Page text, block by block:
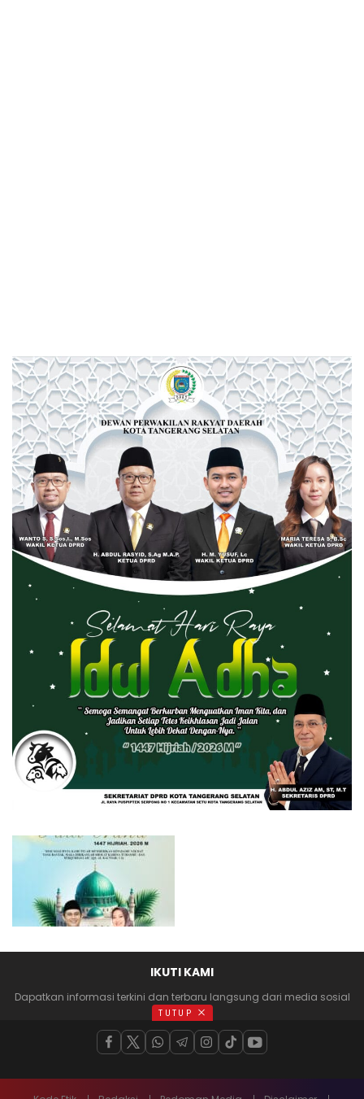
IKUTI KAMI
Dapatkan informasi terkini dan terbaru langsung dari media sosial
anda
TUTUP